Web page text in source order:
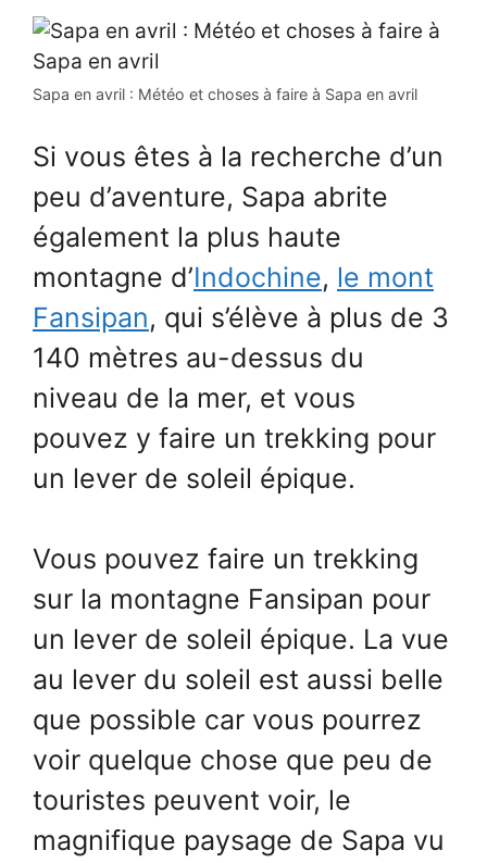
Sapa en avril : Météo et choses à faire à Sapa en avril
Si vous êtes à la recherche d’un
peu d’aventure, Sapa abrite
également la plus haute
montagne d’Indochine, le mont
Fansipan, qui s’élève à plus de 3
140 mètres au-dessus du
niveau de la mer, et vous
pouvez y faire un trekking pour
un lever de soleil épique.
Vous pouvez faire un trekking
sur la montagne Fansipan pour
un lever de soleil épique. La vue
au lever du soleil est aussi belle
que possible car vous pourrez
voir quelque chose que peu de
touristes peuvent voir, le
magnifique paysage de Sapa vu